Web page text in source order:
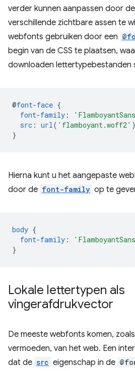
verder kunnen aanpassen door
verschillende zichtbare assen te
webfonts gebruiken door een
begin van de CSS te plaatsen,
downloaden lettertypebestanden
@font-face {
font-family :
src : url( 'flamboyant.woff2'
}
Hierna kunt u het aangepaste
door de font-family op te
body {
font-family :
}
Lokale lettertypen als
vingerafdrukvector
De meeste webfonts komen,
vermoeden, van het web. Een
dat de src eigenschap in de